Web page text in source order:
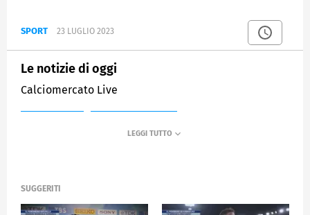
SPORT 23 LUGLIO 2023
Le notizie di oggi
Calciomercato Live
SUGGERITI